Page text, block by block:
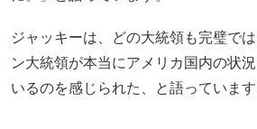
ジャッキーは、どの大統領も完璧で
ン大統領が本当にアメリカ国内の状
いるのを感じられた、と語っています